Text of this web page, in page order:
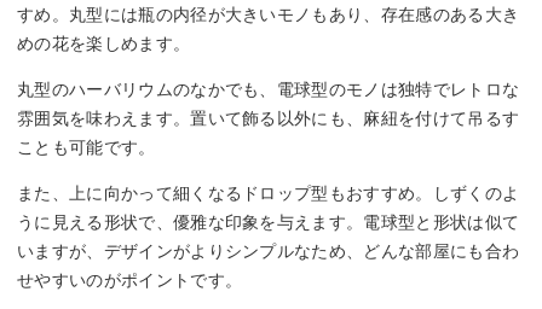
すめ。丸型には瓶の内径が大きいモノもあり、存在感のある大き
めの花を楽しめます。
丸型のハーバリウムのなかでも、電球型のモノは独特でレトロな
雰囲気を味わえます。置いて飾る以外にも、麻紐を付けて吊るす
ことも可能です。
また、上に向かって細くなるドロップ型もおすすめ。しずくのよ
うに見える形状で、優雅な印象を与えます。電球型と形状は似て
いますが、デザインがよりシンプルなため、どんな部屋にも合わ
せやすいのがポイントです。